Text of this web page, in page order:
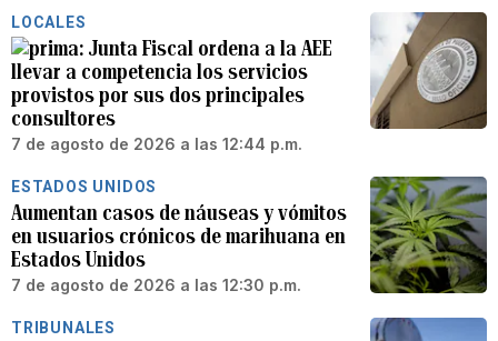
LOCALES
Junta Fiscal ordena a la AEE
llevar a competencia los servicios
provistos por sus dos principales
consultores
7 de agosto de 2026 a las 12:44 p.m.
ESTADOS UNIDOS
Aumentan casos de náuseas y vómitos
en usuarios crónicos de marihuana en
Estados Unidos
7 de agosto de 2026 a las 12:30 p.m.
TRIBUNALES